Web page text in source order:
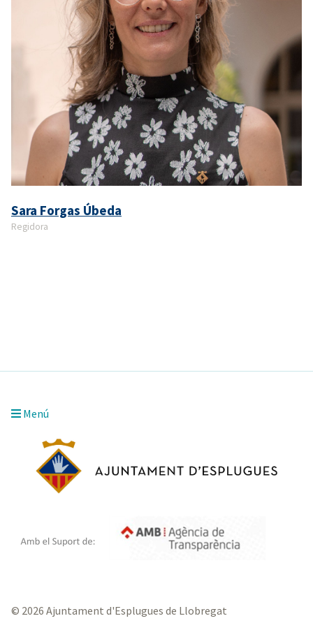
Sara Forgas Úbeda
Regidora
Menú
© 2026 Ajuntament d'Esplugues de Llobregat